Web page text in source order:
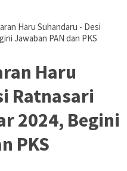
Haru Suhandaru - Desi
Jawaban PAN dan PKS
Haru
Ratnasari
2024, Begini
PKS